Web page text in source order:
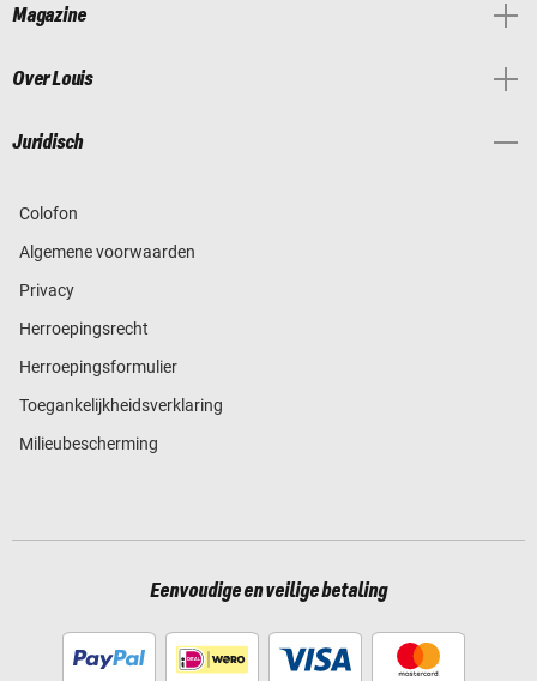
Magazine
Over Louis
Juridisch
Colofon
Algemene voorwaarden
Privacy
Herroepingsrecht
Herroepingsformulier
Toegankelijkheidsverklaring
Milieubescherming
Eenvoudige en veilige betaling